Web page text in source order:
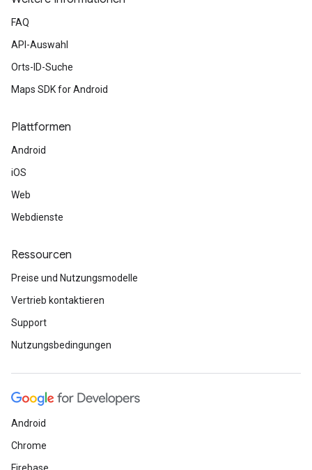
FAQ
API-Auswahl
Orts-ID-Suche
Maps SDK for Android
Plattformen
Android
iOS
Web
Webdienste
Ressourcen
Preise und Nutzungsmodelle
Vertrieb kontaktieren
Support
Nutzungsbedingungen
Android
Chrome